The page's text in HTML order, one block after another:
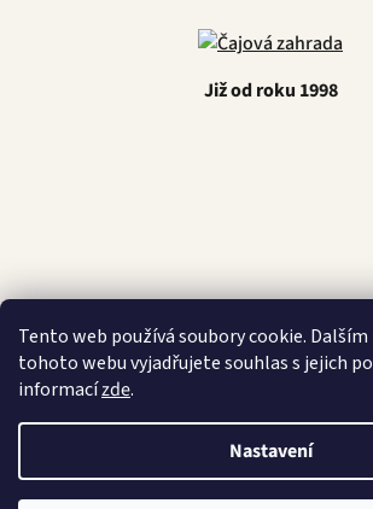
Tento web používá soubory cookie.
tohoto webu vyjadřujete souhlas s jejich
informacízde.
Nastavení
Již od roku 1998
Latino Café
Vytvořil Shoptet